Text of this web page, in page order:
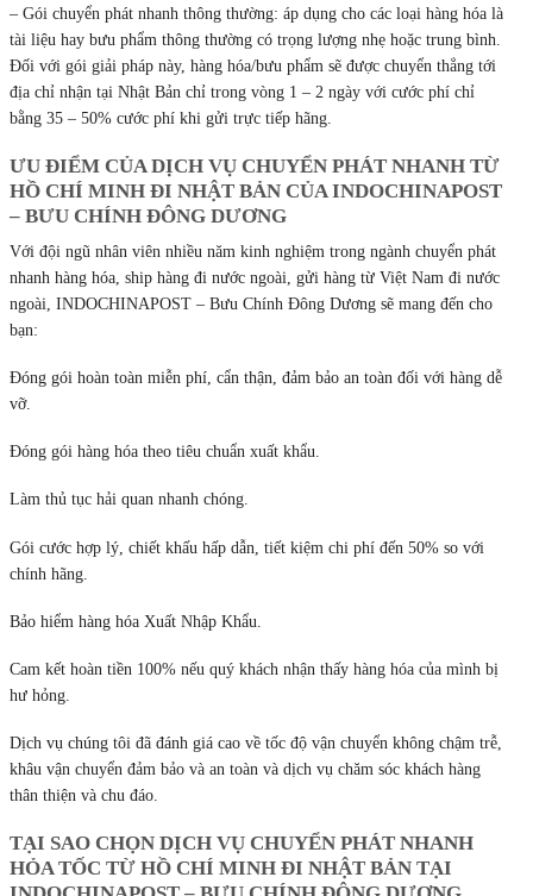
– Gói chuyển phát nhanh thông thường: áp dụng cho các loại hàng hóa là
tài liệu hay bưu phẩm thông thường có trọng lượng nhẹ hoặc trung bình.
Đối với gói giải pháp này, hàng hóa/bưu phẩm sẽ được chuyển thẳng tới
địa chỉ nhận tại Nhật Bản chỉ trong vòng 1 – 2 ngày với cước phí chỉ
bằng 35 – 50% cước phí khi gửi trực tiếp hãng.
ƯU ĐIỂM CỦA DỊCH VỤ CHUYỂN PHÁT NHANH TỪ
HỒ CHÍ MINH ĐI NHẬT BẢN CỦA INDOCHINAPOST
– BƯU CHÍNH ĐÔNG DƯƠNG
Với đội ngũ nhân viên nhiều năm kinh nghiệm trong ngành chuyển phát
nhanh hàng hóa, ship hàng đi nước ngoài, gửi hàng từ Việt Nam đi nước
ngoài, INDOCHINAPOST – Bưu Chính Đông Dương sẽ mang đến cho
bạn:
Đóng gói hoàn toàn miễn phí, cẩn thận, đảm bảo an toàn đối với hàng dễ
vỡ.
Đóng gói hàng hóa theo tiêu chuẩn xuất khẩu.
Làm thủ tục hải quan nhanh chóng.
Gói cước hợp lý, chiết khấu hấp dẫn, tiết kiệm chi phí đến 50% so với
chính hãng.
Bảo hiểm hàng hóa Xuất Nhập Khẩu.
Cam kết hoàn tiền 100% nếu quý khách nhận thấy hàng hóa của mình bị
hư hỏng.
Dịch vụ chúng tôi đã đánh giá cao về tốc độ vận chuyển không chậm trễ,
khâu vận chuyển đảm bảo và an toàn và dịch vụ chăm sóc khách hàng
thân thiện và chu đáo.
TẠI SAO CHỌN DỊCH VỤ CHUYỂN PHÁT NHANH
HỎA TỐC TỪ HỒ CHÍ MINH ĐI NHẬT BẢN TẠI